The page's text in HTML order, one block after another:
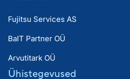
Fujitsu Services AS
BaIT Partner OÜ
Arvutitark OÜ
Ühistegevused